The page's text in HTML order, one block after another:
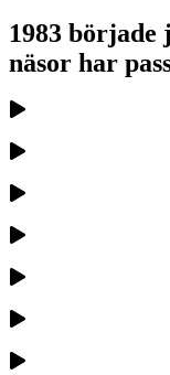
1983 började
näsor har